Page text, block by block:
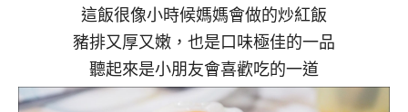
這飯很像小時候媽媽會做的炒紅飯
豬排又厚又嫩，也是口味極佳的一品
聽起來是小朋友會喜歡吃的一道